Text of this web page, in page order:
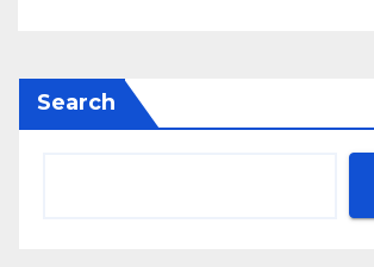
Search